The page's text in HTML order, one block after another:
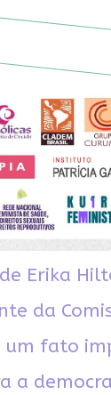
Erika
da
um fato
a